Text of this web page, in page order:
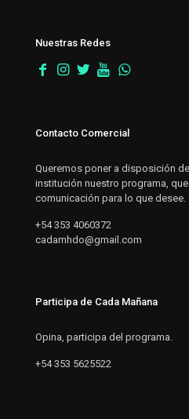
Nuestras Redes
Contacto Comercial
Queremos poner a disposición
institución nuestro programa,
comunicación para lo que desee.
+54 353 4060372
cadamhdo@gmail.com
Participa de Cada Mañana
Opina, participa del programa.
+54 353 5625522